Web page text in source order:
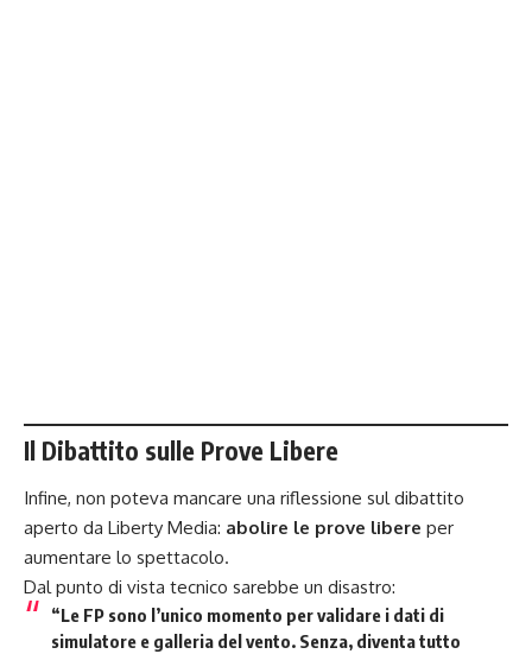
Il Dibattito sulle Prove Libere
Infine, non poteva mancare una riflessione sul dibattito
aperto da Liberty Media: abolire le prove libere per
aumentare lo spettacolo.
Dal punto di vista tecnico sarebbe un disastro:
“Le FP sono l’unico momento per validare i dati di
simulatore e galleria del vento. Senza, diventa tutto